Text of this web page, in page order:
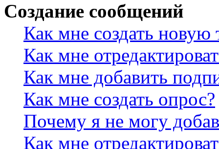
Создание сообщений
Как мне создать
Как мне
Как мне добавить
Как мне создать опрос?
Почему я не могу
Как мне